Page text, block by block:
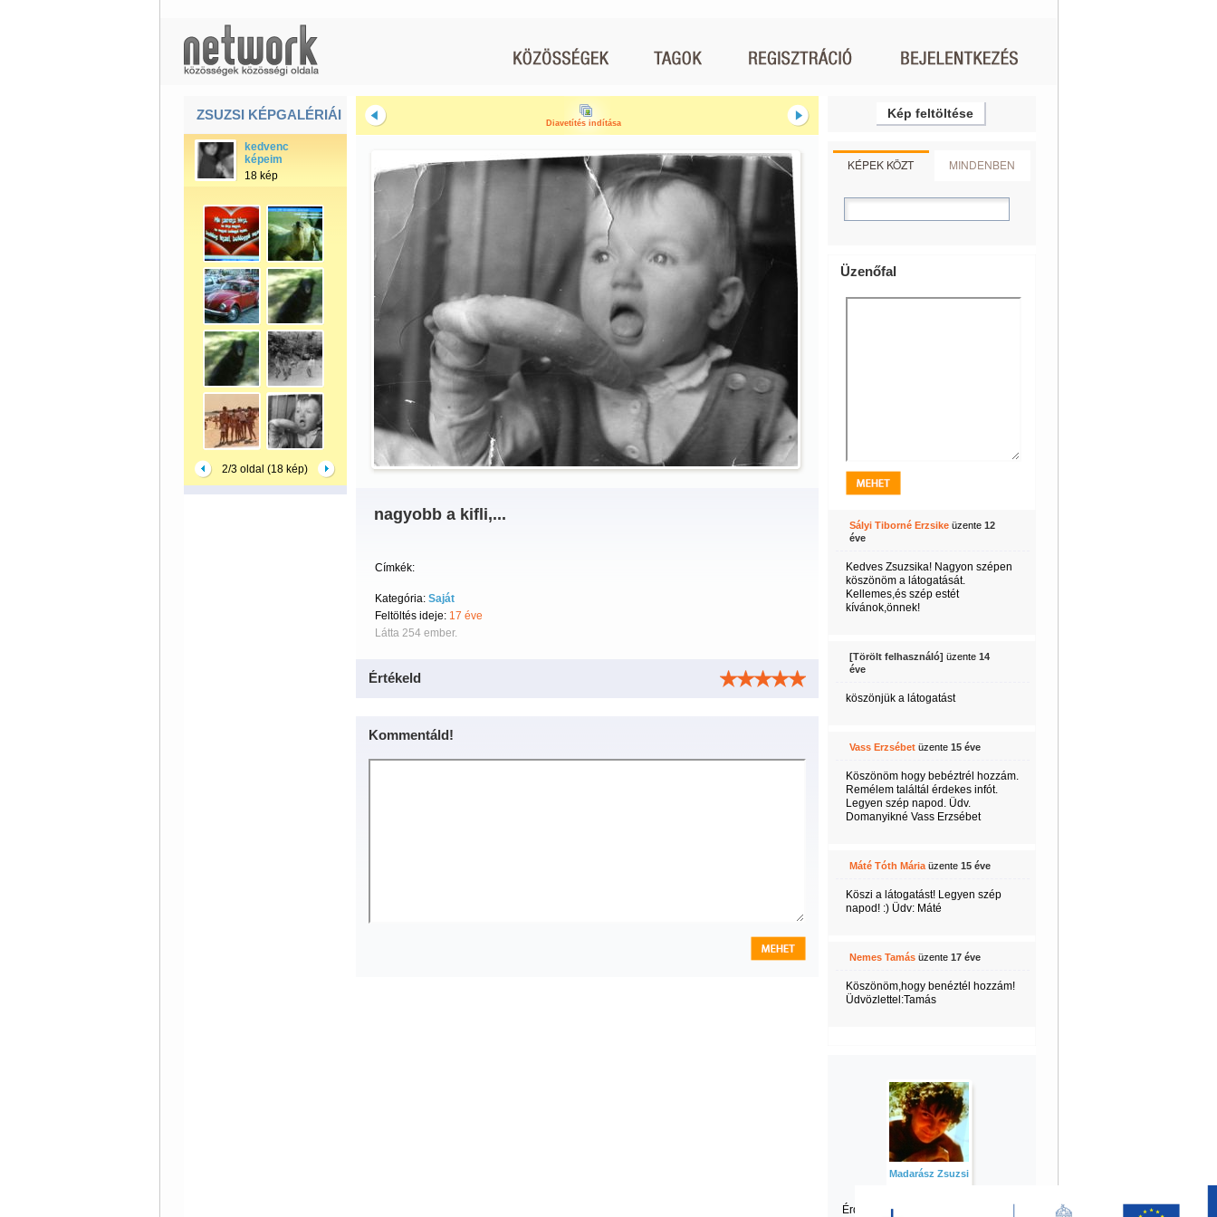
ZSUZSI KÉPGALÉRIÁI
kedvenc
képeim
18 kép
2/3 oldal (18 kép)
Diavetítés indítása
nagyobb a kifli,...
Címkék:
Kategória: Saját
Feltöltés ideje: 17 éve
Látta 254 ember.
Értékeld
Kommentáld!
Kép feltöltése
KÉPEK KÖZT MINDENBEN
Üzenőfal
Sályi Tiborné Erzsikeüzente 12
éve
Kedves Zsuzsika! Nagyon szépen
köszönöm a látogatását.
Kellemes,és szép estét
kívánok,önnek!
[Törölt felhasználó] üzente 14
éve
köszönjük a látogatást
Vass Erzsébetüzente 15 éve
Köszönöm hogy bebéztrél hozzám.
Remélem találtál érdekes infót.
Legyen szép napod. Üdv.
Domanyikné Vass Erzsébet
Máté Tóth Máriaüzente 15 éve
Köszi a látogatást! Legyen szép
napod! :) Üdv: Máté
Nemes Tamásüzente 17 éve
Köszönöm,hogy benéztél hozzám!
Üdvözlettel:Tamás
Madarász Zsuzsi
Érdekel Zsuzsi